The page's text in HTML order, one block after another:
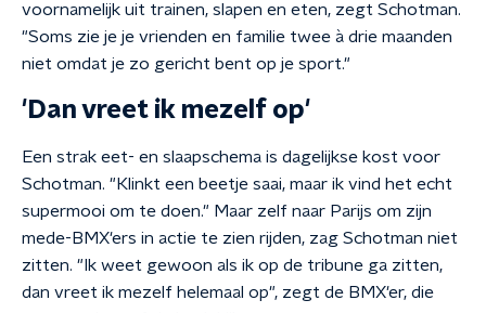
voornamelijk uit trainen, slapen en eten, zegt Schotman.
"Soms zie je je vrienden en familie twee à drie maanden
niet omdat je zo gericht bent op je sport."
'Dan vreet ik mezelf op'
Een strak eet- en slaapschema is dagelijkse kost voor
Schotman. "Klinkt een beetje saai, maar ik vind het echt
supermooi om te doen." Maar zelf naar Parijs om zijn
mede-BMX'ers in actie te zien rijden, zag Schotman niet
zitten. "Ik weet gewoon als ik op de tribune ga zitten,
dan vreet ik mezelf helemaal op", zegt de BMX'er, die